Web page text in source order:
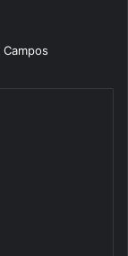
Campos